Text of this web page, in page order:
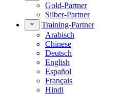
Gold-Partner
Silber-Partner
Training-Partner
Arabisch
Chinese
Deutsch
English
Español
Français
Hindi